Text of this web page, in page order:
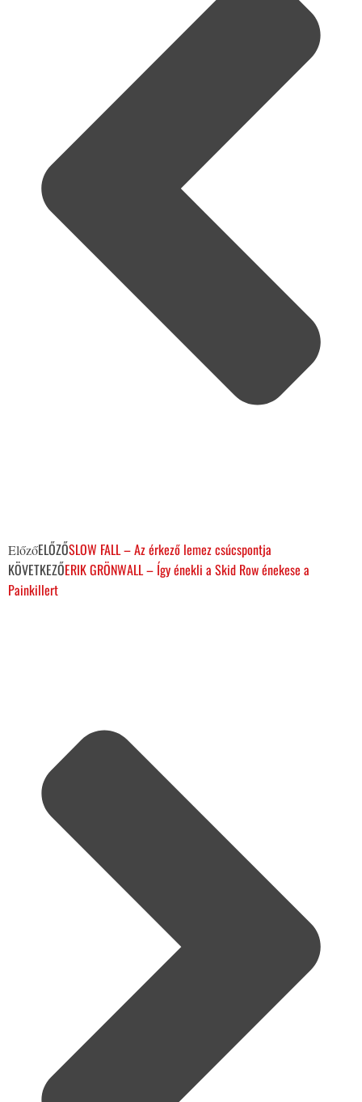
ElőzőELŐZŐSLOW FALL – Az érkező lemez csúcspontja
KÖVETKEZŐERIK GRÖNWALL – Így énekli a Skid Row énekese a
Painkillert